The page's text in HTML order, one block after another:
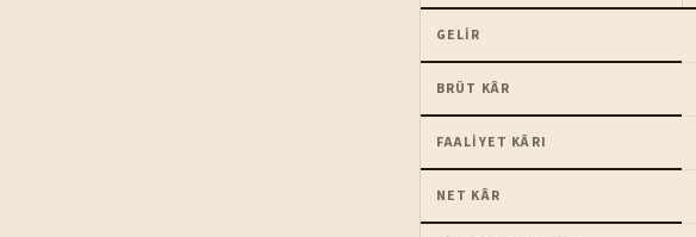
GELIR
BRÜT KÂR
FAALIYET KÂRI
NET KÂR